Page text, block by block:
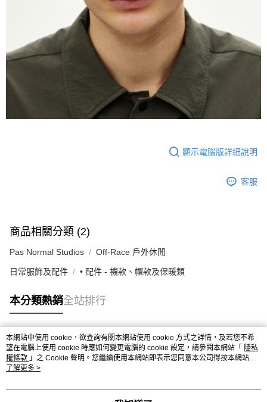
顯示電腦版詳細說明
客服
商品相關分類 (2)
Pas Normal Studios Off-Race 戶外休閒
日常服飾及配件 • 配件 - 襪款、帽款及保暖類
本分類熱銷全站排行
熱門標籤
本網站中使用 cookie，欲查詢有關本網站使用 cookie 方式之詳情，及若您不希
望在電腦上使用 cookie 時應如何變更電腦的 cookie 設定，請參閱本網站「 隱私
權條款 」之 Cookie 聲明。您繼續使用本網站即表示您同意本公司得按本網站使
用條款之 Cookie 聲明使用 cookie。
了解更多 >